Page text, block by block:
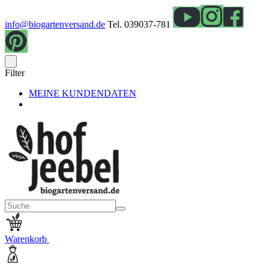
info@biogartenversand.de Tel. 039037-781
Filter
MEINE KUNDENDATEN
Warenkorb